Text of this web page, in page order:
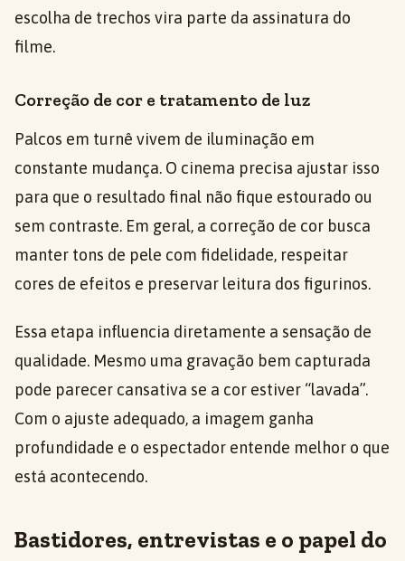
escolha de trechos vira parte da assinatura do
filme.
Correção de cor e tratamento de luz
Palcos em turnê vivem de iluminação em
constante mudança. O cinema precisa ajustar isso
para que o resultado final não fique estourado ou
sem contraste. Em geral, a correção de cor busca
manter tons de pele com fidelidade, respeitar
cores de efeitos e preservar leitura dos figurinos.
Essa etapa influencia diretamente a sensação de
qualidade. Mesmo uma gravação bem capturada
pode parecer cansativa se a cor estiver “lavada”.
Com o ajuste adequado, a imagem ganha
profundidade e o espectador entende melhor o que
está acontecendo.
Bastidores, entrevistas e o papel do